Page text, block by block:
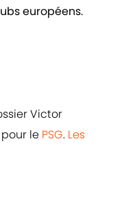
européens.
Victor
le PSG. Les